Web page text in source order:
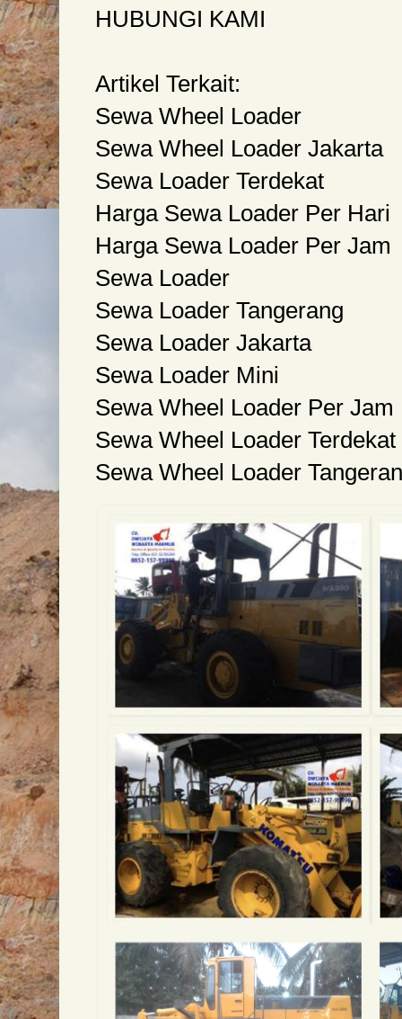
HUBUNGI KAMI
Artikel Terkait:
Sewa Wheel Loader
Sewa Wheel Loader Jakarta
Sewa Loader Terdekat
Harga Sewa Loader Per Hari
Harga Sewa Loader Per Jam
Sewa Loader
Sewa Loader Tangerang
Sewa Loader Jakarta
Sewa Loader Mini
Sewa Wheel Loader Per Jam
Sewa Wheel Loader Terdekat
Sewa Wheel Loader